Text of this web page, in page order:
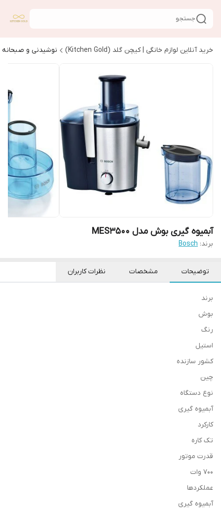
جستجو
خرید آنلاین لوازم خانگی | کیچن گلد (Kitchen Gold) نوشیدنی و صبحانه
آبمیوه گیری بوش مدل MES3500
برند: Bosch
توضیحات مشخصات نظرات کاربران
برند
بوش
رنگ
استیل
کشور سازنده
چین
نوع دستگاه
آبمیوه گیری
کارکرد
تک کاره
قدرت موتور
700 وات
عملکردها
آبمیوه گیری